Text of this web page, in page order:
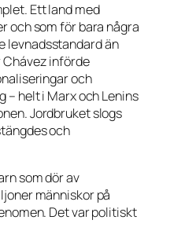
Ett land med
och som för bara några
levnadsstandard än
Chávez införde
och
– helt i Marx och Lenins
Jordbruket slogs
och
som dör av
människor på
Det var politiskt